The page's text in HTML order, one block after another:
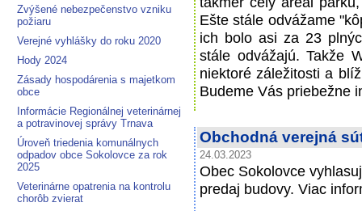
Zvýšené nebezpečenstvo vzniku
požiaru
Verejné vyhlášky do roku 2020
Hody 2024
Zásady hospodárenia s majetkom
obce
Informácie Regionálnej veterinárnej
a potravinovej správy Trnava
Úroveň triedenia komunálnych
odpadov obce Sokolovce za rok
2025
Veterinárne opatrenia na kontrolu
chorôb zvierat
Ešte stále odvážame
ich bolo asi za 23
stále odvážajú. Takže
niektoré záležitosti a
Budeme Vás priebežne
Obchodná verejná
24.03.2023
Obec Sokolovce
predaj budovy. Viac